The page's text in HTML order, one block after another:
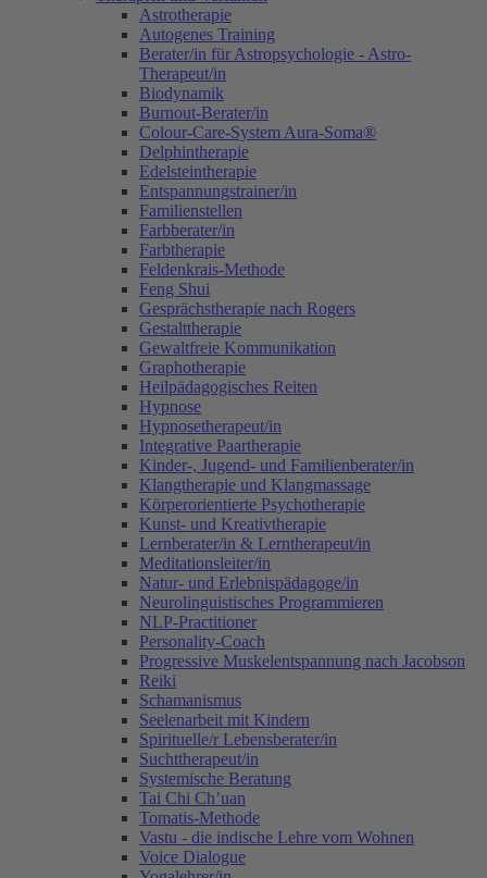
Astrotherapie
Autogenes Training
Berater/in für Astropsychologie - Astro-
Therapeut/in
Biodynamik
Burnout-Berater/in
Colour-Care-System Aura-Soma®
Delphintherapie
Edelsteintherapie
Entspannungstrainer/in
Familienstellen
Farbberater/in
Farbtherapie
Feldenkrais-Methode
Feng Shui
Gesprächstherapie nach Rogers
Gestalttherapie
Gewaltfreie Kommunikation
Graphotherapie
Heilpädagogisches Reiten
Hypnose
Hypnosetherapeut/in
Integrative Paartherapie
Kinder-, Jugend- und Familienberater/in
Klangtherapie und Klangmassage
Körperorientierte Psychotherapie
Kunst- und Kreativtherapie
Lernberater/in & Lerntherapeut/in
Meditationsleiter/in
Natur- und Erlebnispädagoge/in
Neurolinguistisches Programmieren
NLP-Practitioner
Personality-Coach
Progressive Muskelentspannung nach Jacobson
Reiki
Schamanismus
Seelenarbeit mit Kindern
Spirituelle/r Lebensberater/in
Suchttherapeut/in
Systemische Beratung
Tai Chi Ch’uan
Tomatis-Methode
Vastu - die indische Lehre vom Wohnen
Voice Dialogue